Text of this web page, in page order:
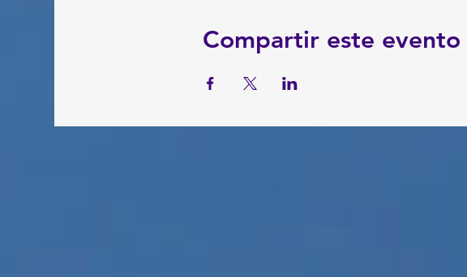
Compartir este evento